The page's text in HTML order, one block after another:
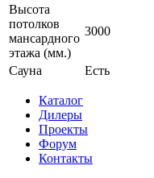
Высота
потолков
мансардного
этажа (мм.)
3000
Сауна Есть
Каталог
Дилеры
Проекты
Форум
Контакты